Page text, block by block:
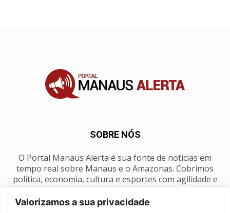
Valorizamos a sua privacidade
SOBRE NÓS
O Portal Manaus Alerta é sua fonte de notícias em
tempo real sobre Manaus e o Amazonas. Cobrimos
política, economia, cultura e esportes com agilidade e